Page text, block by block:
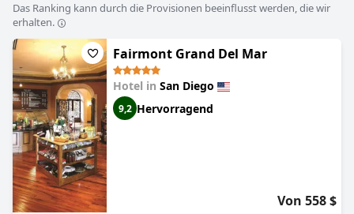
Das Ranking kann durch die Provisionen beeinflusst werden, die wir
erhalten.
Fairmont Grand Del Mar
Hotel in San Diego
9,2 Hervorragend
Von 558 $